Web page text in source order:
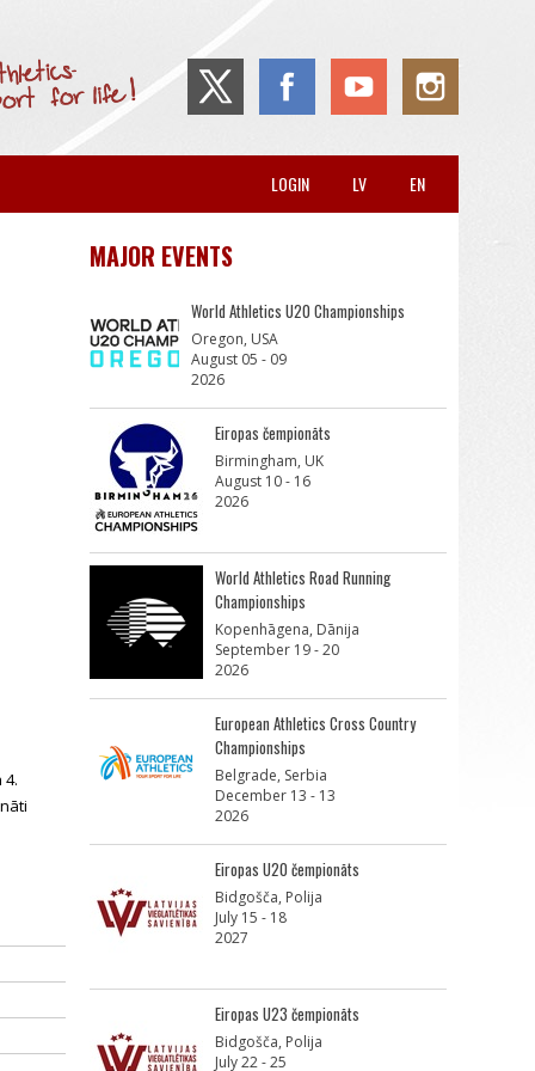
EN
LV
LOGIN
MAJOR EVENTS
World Athletics U20 Championships
Oregon, USA
August 05 - 09
2026
Eiropas čempionāts
Birmingham, UK
August 10 - 16
2026
World Athletics Road Running
Championships
Kopenhāgena, Dānija
September 19 - 20
2026
European Athletics Cross Country
Championships
Belgrade, Serbia
December 13 - 13
2026
Eiropas U20 čempionāts
Bidgošča, Polija
July 15 - 18
2027
Eiropas U23 čempionāts
Bidgošča, Polija
July 22 - 25